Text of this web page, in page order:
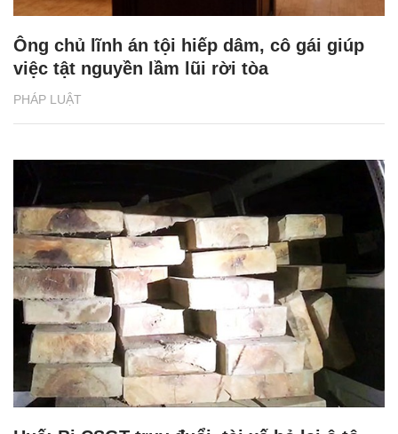
PHÁP LUẬT
Ông chủ lĩnh án tội hiếp dâm, cô gái giúp
việc tật nguyền lầm lũi rời tòa